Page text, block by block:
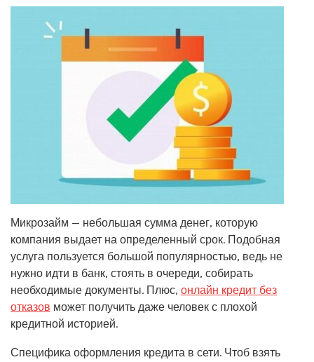
Микрозайм — небольшая сумма денег, которую
компания выдает на определенный срок. Подобная
услуга пользуется большой популярностью, ведь не
нужно идти в банк, стоять в очереди, собирать
необходимые документы. Плюс, онлайн кредит без
отказов может получить даже человек с плохой
кредитной историей.
Специфика оформления кредита в сети. Чтоб взять